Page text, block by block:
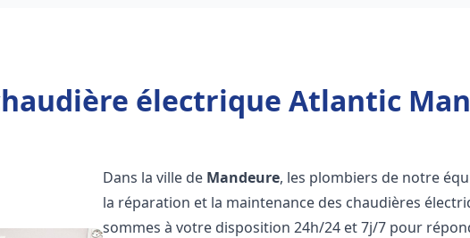
électrique Atlantic
Dans la ville de Mandeure, les plombiers de notre
la réparation et la maintenance des chaudières
sommes à votre disposition 24h/24 et 7j/7 pour